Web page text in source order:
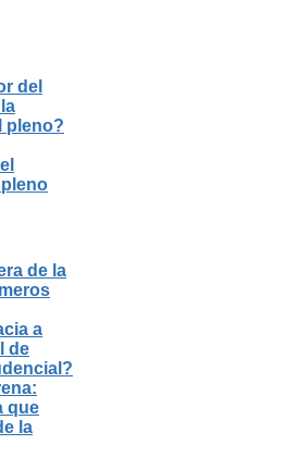
del
pleno?
de la
a
de
que
la